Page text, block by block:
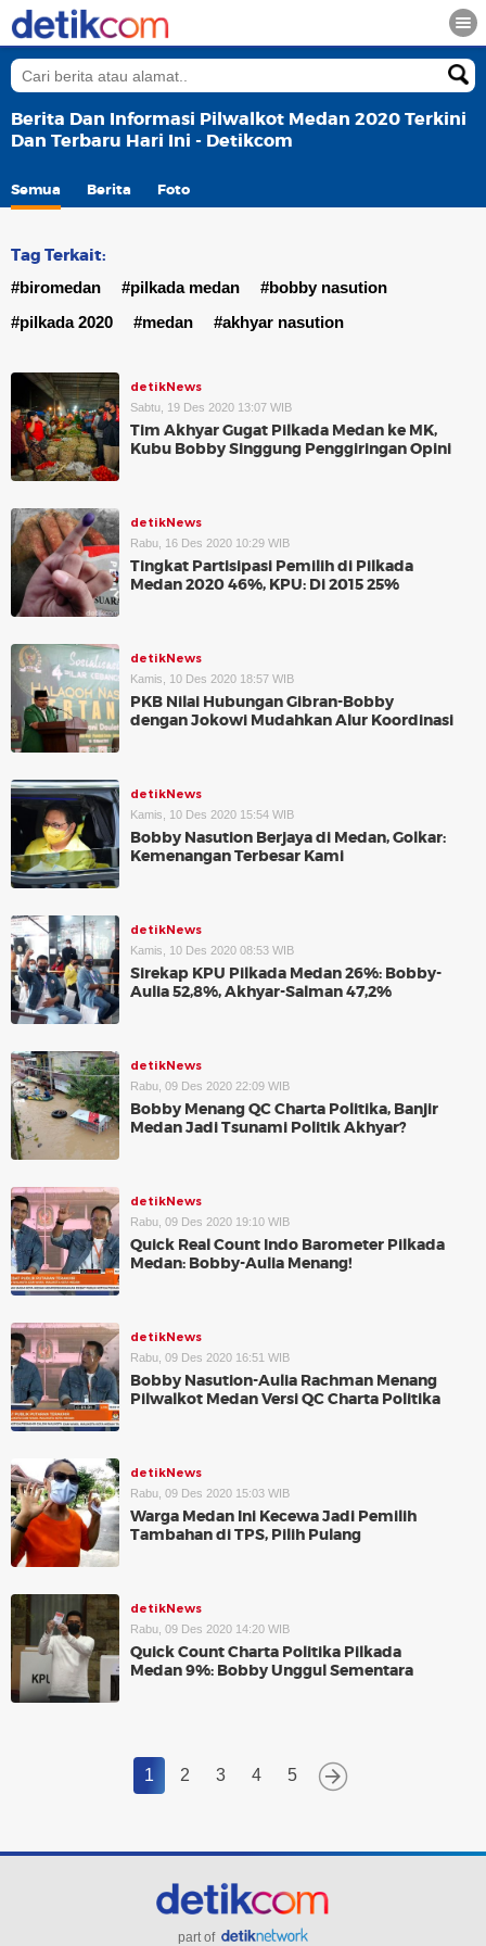
Berita Dan Informasi Pilwalkot Medan 2020 Terkini
Dan Terbaru Hari Ini - Detikcom
Semua Berita Foto
Tag Terkait:
#biromedan #pilkada medan
#bobby nasution
#pilkada 2020
#medan #akhyar nasution
detikNews
Sabtu, 19 Des 2020 13:07 WIB
Tim Akhyar Gugat Pilkada Medan ke MK,
Kubu Bobby Singgung Penggiringan Opini
detikNews
Rabu, 16 Des 2020 10:29 WIB
Tingkat Partisipasi Pemilih di Pilkada
Medan 2020 46%, KPU: Di 2015 25%
detikNews
Kamis, 10 Des 2020 18:57 WIB
PKB Nilai Hubungan Gibran-Bobby
dengan Jokowi Mudahkan Alur Koordinasi
detikNews
Kamis, 10 Des 2020 15:54 WIB
Bobby Nasution Berjaya di Medan, Golkar:
Kemenangan Terbesar Kami
detikNews
Kamis, 10 Des 2020 08:53 WIB
Sirekap KPU Pilkada Medan 26%: Bobby-
Aulia 52,8%, Akhyar-Salman 47,2%
detikNews
Rabu, 09 Des 2020 22:09 WIB
Bobby Menang QC Charta Politika, Banjir
Medan Jadi Tsunami Politik Akhyar?
detikNews
Rabu, 09 Des 2020 19:10 WIB
Quick Real Count Indo Barometer Pilkada
Medan: Bobby-Aulia Menang!
detikNews
Rabu, 09 Des 2020 16:51 WIB
Bobby Nasution-Aulia Rachman Menang
Pilwalkot Medan Versi QC Charta Politika
detikNews
Rabu, 09 Des 2020 15:03 WIB
Warga Medan Ini Kecewa Jadi Pemilih
Tambahan di TPS, Pilih Pulang
detikNews
Rabu, 09 Des 2020 14:20 WIB
Quick Count Charta Politika Pilkada
Medan 9%: Bobby Unggul Sementara
1 2 3 4 5
part of